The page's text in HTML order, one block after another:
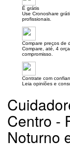
É grátis
Use Cronoshare
profissionais.
Compare preços de
Compare, até, 4
compromisso.
Contrate com
Leia opiniões e
Centro -
Noturno